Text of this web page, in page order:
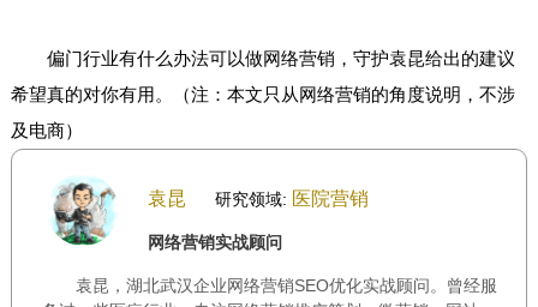
偏门行业有什么办法可以做网络营销，守护袁昆给出的建议
希望真的对你有用。（注：本文只从网络营销的角度说明，不涉
及电商）
袁昆 研究领域: 医院营销
网络营销实战顾问
袁昆，湖北武汉企业网络营销SEO优化实战顾问。曾经服